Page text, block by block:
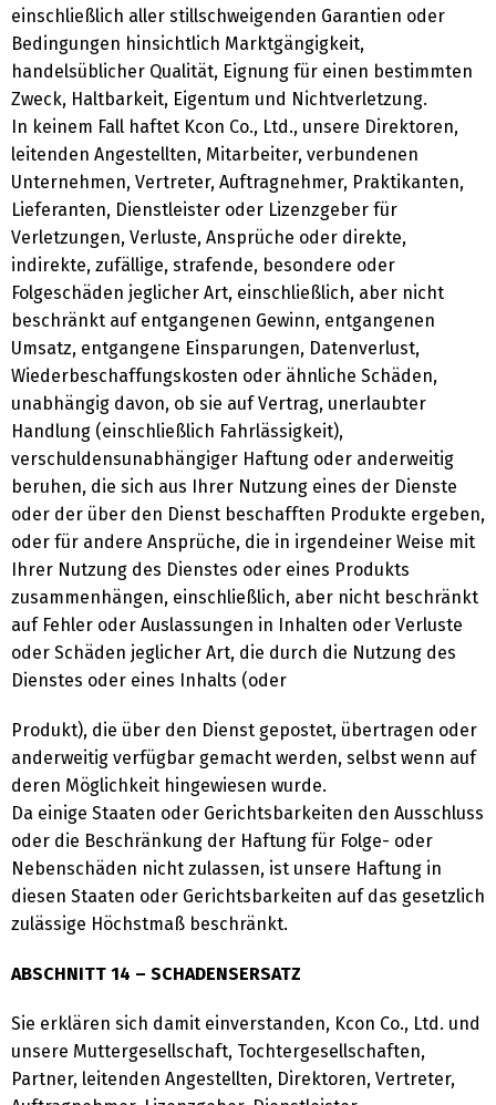
einschließlich aller stillschweigenden Garantien oder
Bedingungen hinsichtlich Marktgängigkeit,
handelsüblicher Qualität, Eignung für einen bestimmten
Zweck, Haltbarkeit, Eigentum und Nichtverletzung.
In keinem Fall haftet Kcon Co., Ltd., unsere Direktoren,
leitenden Angestellten, Mitarbeiter, verbundenen
Unternehmen, Vertreter, Auftragnehmer, Praktikanten,
Lieferanten, Dienstleister oder Lizenzgeber für
Verletzungen, Verluste, Ansprüche oder direkte,
indirekte, zufällige, strafende, besondere oder
Folgeschäden jeglicher Art, einschließlich, aber nicht
beschränkt auf entgangenen Gewinn, entgangenen
Umsatz, entgangene Einsparungen, Datenverlust,
Wiederbeschaffungskosten oder ähnliche Schäden,
unabhängig davon, ob sie auf Vertrag, unerlaubter
Handlung (einschließlich Fahrlässigkeit),
verschuldensunabhängiger Haftung oder anderweitig
beruhen, die sich aus Ihrer Nutzung eines der Dienste
oder der über den Dienst beschafften Produkte ergeben,
oder für andere Ansprüche, die in irgendeiner Weise mit
Ihrer Nutzung des Dienstes oder eines Produkts
zusammenhängen, einschließlich, aber nicht beschränkt
auf Fehler oder Auslassungen in Inhalten oder Verluste
oder Schäden jeglicher Art, die durch die Nutzung des
Dienstes oder eines Inhalts (oder
Produkt), die über den Dienst gepostet, übertragen oder
anderweitig verfügbar gemacht werden, selbst wenn auf
deren Möglichkeit hingewiesen wurde.
Da einige Staaten oder Gerichtsbarkeiten den Ausschluss
oder die Beschränkung der Haftung für Folge- oder
Nebenschäden nicht zulassen, ist unsere Haftung in
diesen Staaten oder Gerichtsbarkeiten auf das gesetzlich
zulässige Höchstmaß beschränkt.
ABSCHNITT 14 – SCHADENSERSATZ
Sie erklären sich damit einverstanden, Kcon Co., Ltd. und
unsere Muttergesellschaft, Tochtergesellschaften,
Partner, leitenden Angestellten, Direktoren, Vertreter,